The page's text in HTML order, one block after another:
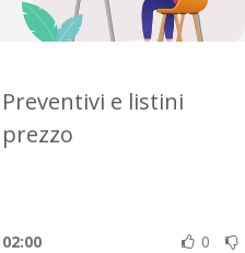
Preventivi e listini
prezzo
02:00 0